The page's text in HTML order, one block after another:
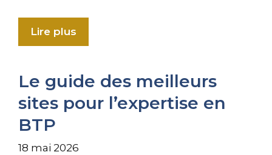
Lire plus
Le guide des meilleurs
sites pour l’expertise en
BTP
18 mai 2026